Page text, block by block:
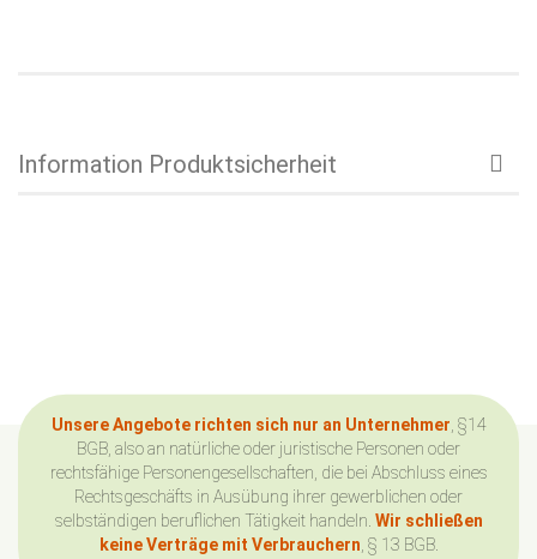
Information Produktsicherheit
Unsere Angebote richten sich nur an Unternehmer , §14
BGB, also an natürliche oder juristische Personen oder
rechtsfähige Personengesellschaften, die bei Abschluss eines
Rechtsgeschäfts in Ausübung ihrer gewerblichen oder
selbständigen beruflichen Tätigkeit handeln. Wir schließen
keine Verträge mit Verbrauchern , § 13 BGB.